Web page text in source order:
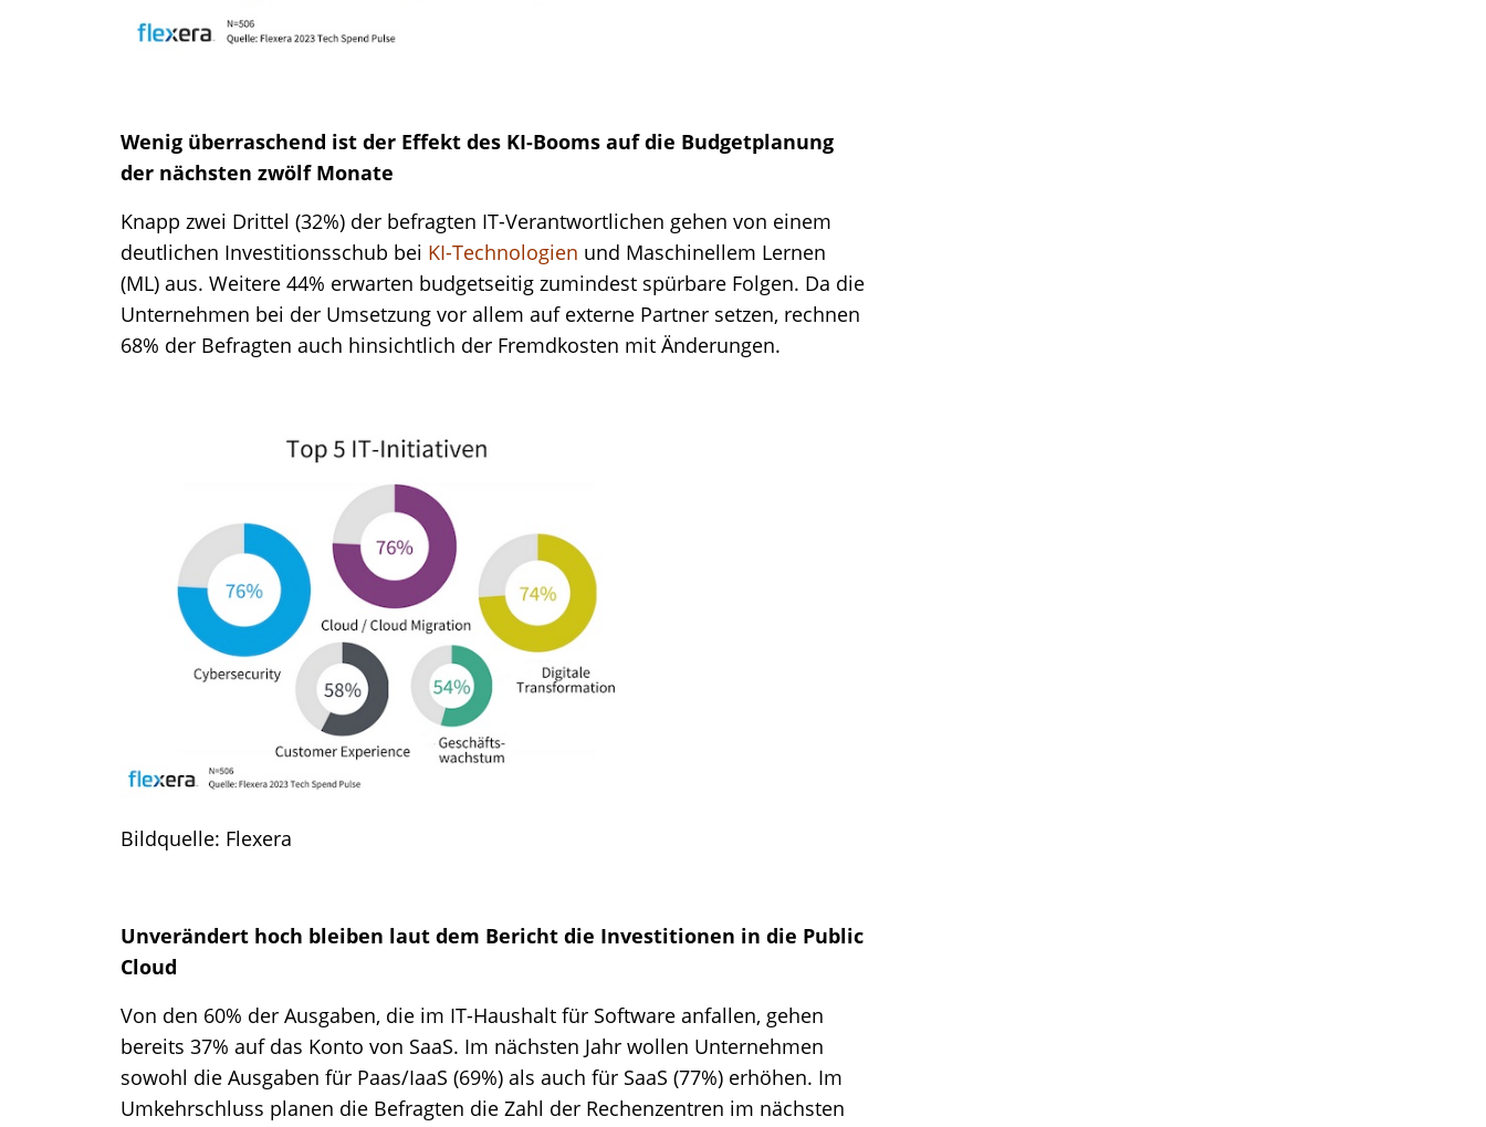
Wenig überraschend ist der Effekt des KI-Booms auf die Budgetplanung
der nächsten zwölf Monate
Knapp zwei Drittel (32%) der befragten IT-Verantwortlichen gehen von einem
deutlichen Investitionsschub bei KI-Technologien und Maschinellem Lernen
(ML) aus. Weitere 44% erwarten budgetseitig zumindest spürbare Folgen. Da die
Unternehmen bei der Umsetzung vor allem auf externe Partner setzen, rechnen
68% der Befragten auch hinsichtlich der Fremdkosten mit Änderungen.
Bildquelle: Flexera
Unverändert hoch bleiben laut dem Bericht die Investitionen in die Public
Cloud
Von den 60% der Ausgaben, die im IT-Haushalt für Software anfallen, gehen
bereits 37% auf das Konto von SaaS. Im nächsten Jahr wollen Unternehmen
sowohl die Ausgaben für Paas/IaaS (69%) als auch für SaaS (77%) erhöhen. Im
Umkehrschluss planen die Befragten die Zahl der Rechenzentren im nächsten